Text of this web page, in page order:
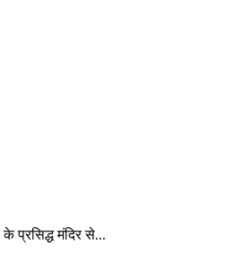
प्रसिद्ध मंदिर से...